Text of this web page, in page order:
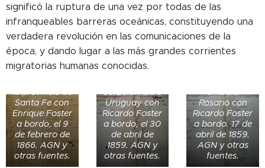
significó la ruptura de una vez por todas de las
infranqueables barreras oceánicas, constituyendo una
verdadera revolución en las comunicaciones de la
época, y dando lugar a las más grandes corrientes
migratorias humanas conocidas.
El barco a
vapor Sala
arriba a
Buenos Aires
la provincia de
Santa Fe con
Enrique Foster
a bordo, el 9
de febrero de
1866. AGN y
otras fuentes.
Corza arriba a
Uruguay con
Ricardo Foster
a bordo, el 30
de abril de
1859. AGN y
otras fuentes.
arriba a
Rosario con
Ricardo Foster
a bordo. 17 de
abril de 1859.
AGN y otras
fuentes.
El barco Luisa
arriba a
Buenos Aires
El barco Luisa
arriba a
El barco a
vapor Estrella